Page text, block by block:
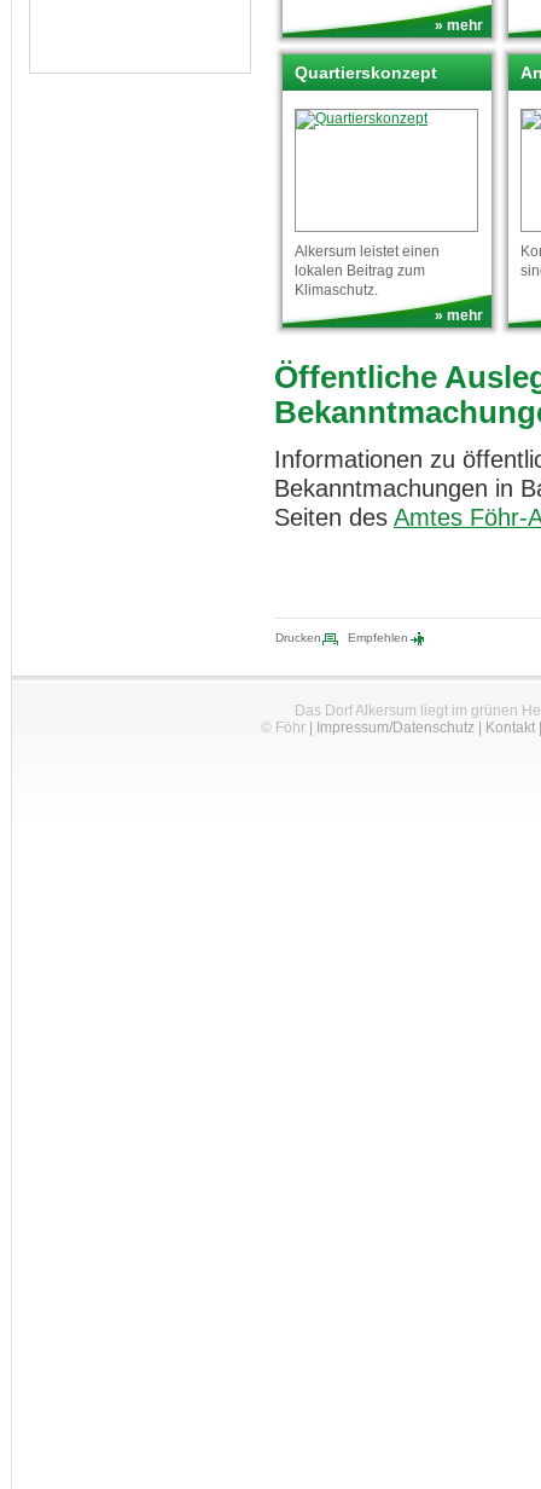
» mehr
Quartierskonzept
Alkersum leistet einen
lokalen Beitrag zum
Klimaschutz.
» mehr
Öffentliche
Informationen zu
Bekanntmachungen in
Seiten des Amtes Föhr-
Drucken Empfehlen
Das Dorf Alkersum liegt im grünen
© Föhr| Impressum/Datenschutz| Kontakt